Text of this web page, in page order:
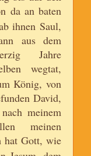
da an baten
ihnen Saul,
aus dem
Jahre
wegtat,
König, von
David,
meinem
meinen
hat Gott, wie